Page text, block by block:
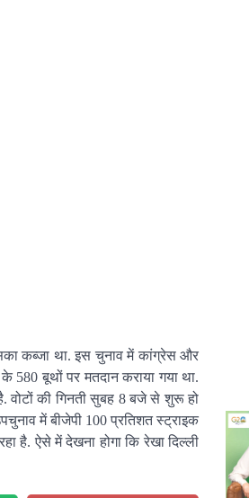
कब्जा था. इस चुनाव में कांग्रेस और
580 बूथों पर मतदान कराया गया था.
वोटों की गिनती सुबह 8 बजे से शुरू हो
में बीजेपी 100 प्रतिशत स्ट्राइक
है. ऐसे में देखना होगा कि रेखा दिल्ली